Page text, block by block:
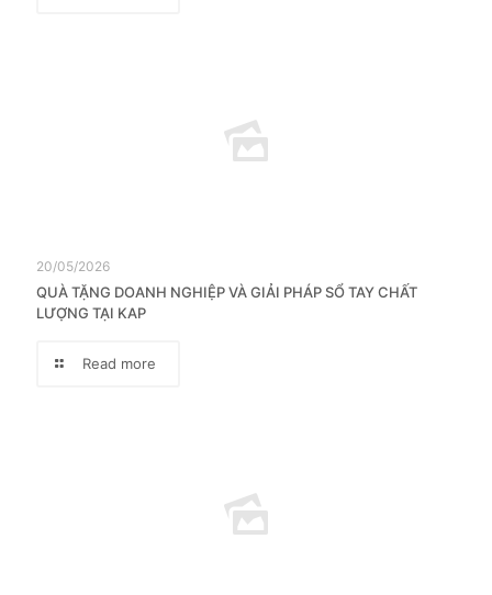
20/05/2026
QUÀ TẶNG DOANH NGHIỆP VÀ GIẢI PHÁP SỔ TAY CHẤT
LƯỢNG TẠI KAP
Read more